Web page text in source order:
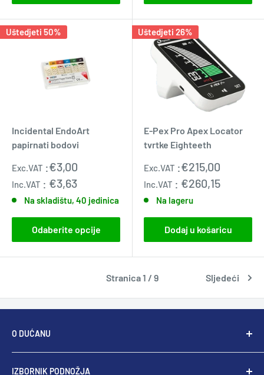
Uštedjeti 50%
Incidental EndoArt
papirnati bodovi
Standardna
cijena
Exc.VAT :€3,00
Inc.VAT : €3,63
Na skladištu, 40 jedinica
Odaberite opcije
Uštedjeti 26%
E-Pex Pro Apex Locator
tvrtke Eighteeth
Standardna
cijena
Exc.VAT :€215,00
Inc.VAT : €260,15
Na lageru
Dodaj u košaricu
Stranica 1 / 9 Sljedeći
O DUĆANU
IZBORNIK PODNOŽJA